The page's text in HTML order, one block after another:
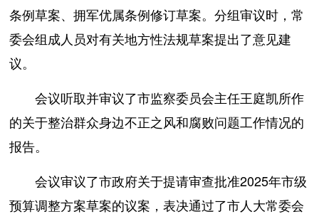
条例草案、拥军优属条例修订草案。分组审议时，常
委会组成人员对有关地方性法规草案提出了意见建
议。
会议听取并审议了市监察委员会主任王庭凯所作
的关于整治群众身边不正之风和腐败问题工作情况的
报告。
会议审议了市政府关于提请审查批准2025年市级
预算调整方案草案的议案，表决通过了市人大常委会